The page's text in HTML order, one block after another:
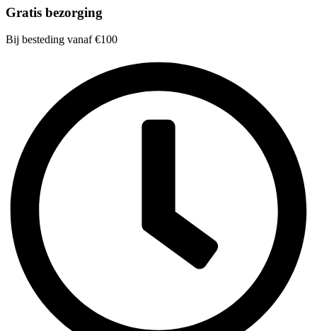
Gratis bezorging
Bij besteding vanaf €100